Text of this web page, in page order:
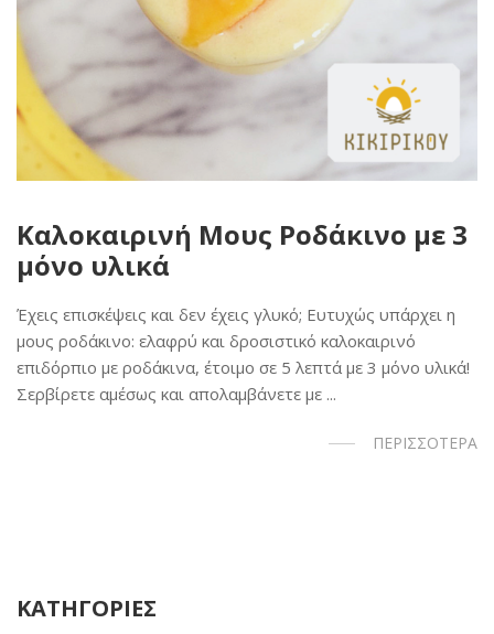
Καλοκαιρινή Μους Ροδάκινο με 3
μόνο υλικά
Έχεις επισκέψεις και δεν έχεις γλυκό; Ευτυχώς υπάρχει η
μους ροδάκινο: ελαφρύ και δροσιστικό καλοκαιρινό
επιδόρπιο με ροδάκινα, έτοιμο σε 5 λεπτά με 3 μόνο υλικά!
Σερβίρετε αμέσως και απολαμβάνετε με ...
ΠΕΡΙΣΣΟΤΕΡΑ
ΚΑΤΗΓΟΡΙΕΣ